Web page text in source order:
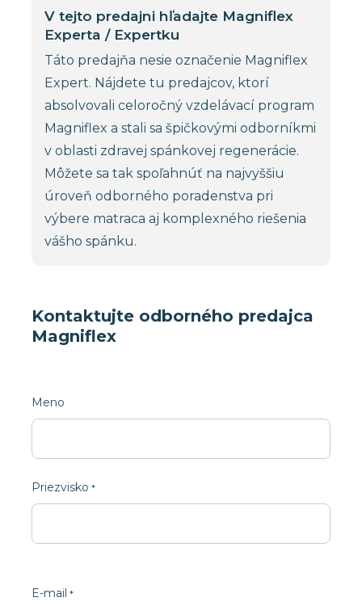
V tejto predajni hľadajte Magniflex
Experta / Expertku
Táto predajňa nesie označenie Magniflex
Expert. Nájdete tu predajcov, ktorí
absolvovali celoročný vzdelávací program
Magniflex a stali sa špičkovými odborníkmi
v oblasti zdravej spánkovej regenerácie.
Môžete sa tak spoľahnúť na najvyššiu
úroveň odborného poradenstva pri
výbere matraca aj komplexného riešenia
vášho spánku.
Kontaktujte odborného predajca
Magniflex
Meno
Priezvisko
E-mail